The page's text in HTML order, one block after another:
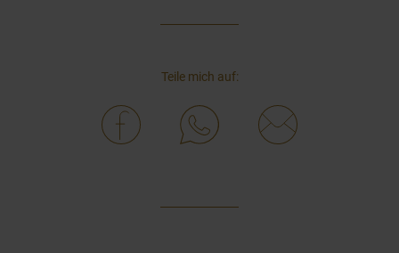
Teile mich auf: